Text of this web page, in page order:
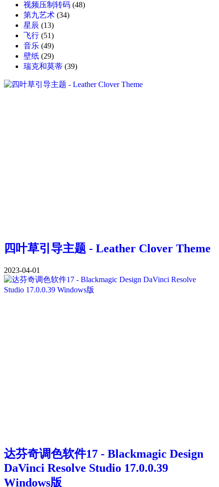
视频压制转码 (48)
第九艺术 (34)
星辰 (13)
飞行 (51)
音乐 (49)
壁纸 (29)
瑞克和莫蒂 (39)
四叶草引导主题 - Leather Clover Theme
2023-04-01
达芬奇调色软件17 - Blackmagic Design
DaVinci Resolve Studio 17.0.0.39
Windows版